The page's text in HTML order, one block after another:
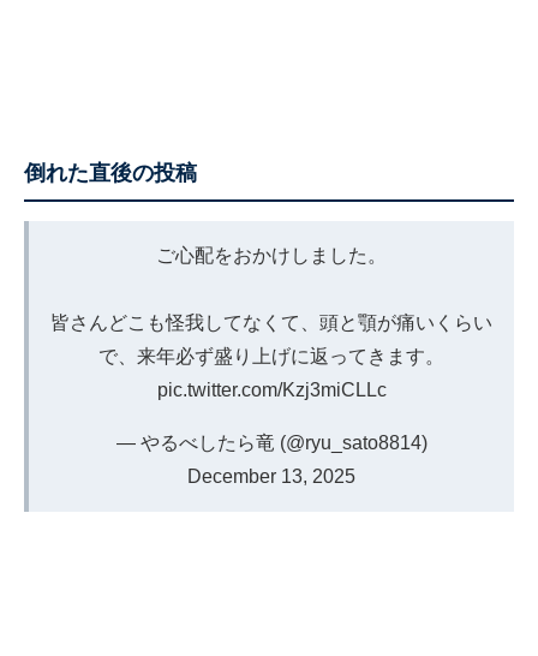
倒れた直後の投稿
ご心配をおかけしました。
皆さんどこも怪我してなくて、頭と顎が痛いくらい
で、来年必ず盛り上げに返ってきます。
pic.twitter.com/Kzj3miCLLc
— やるべしたら竜 (@ryu_sato8814)
December 13, 2025